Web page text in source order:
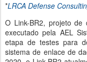
*LRCA Defense
O Link-BR2, projeto de
executado pela AEL
etapa de testes para
sistema de enlace de